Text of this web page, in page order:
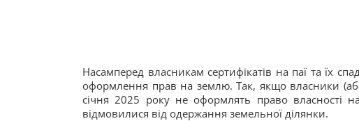
Насамперед власникам сертифікатів на паї та їх
оформлення прав на землю. Так, якщо власники
січня 2025 року не оформлять право власності
відмовилися від одержання земельної ділянки.